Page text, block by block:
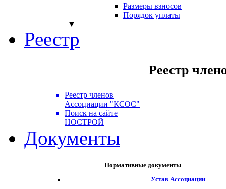
Размеры взносов
Порядок уплаты
▼
Реестр
Реестр
Реестр членов
Ассоциации "КСОС"
Поиск на сайте
НОСТРОЙ
Документы
Нормативные документы
Устав Ассоциации